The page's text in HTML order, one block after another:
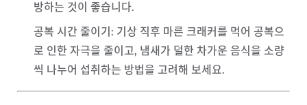
방하는 것이 좋습니다.
공복 시간 줄이기 : 기상 직후 마른 크래커를 먹어 공복으
로 인한 자극을 줄이고, 냄새가 덜한 차가운 음식을 소량
씩 나누어 섭취하는 방법을 고려해 보세요.